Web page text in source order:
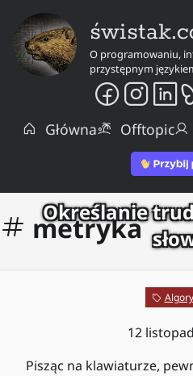
O programowaniu,
przystępnym
Główna Offtopic
metryka
Określanie
12
Pisząc na klawiaturze,